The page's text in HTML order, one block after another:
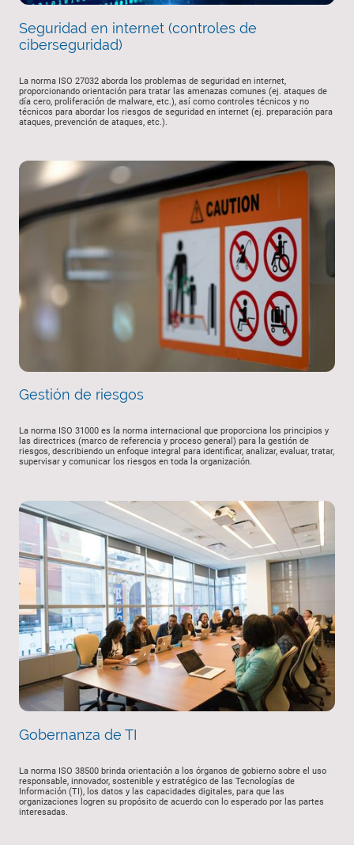
Seguridad en internet (controles de
ciberseguridad)
La norma ISO 27032 aborda los problemas de seguridad en internet,
proporcionando orientación para tratar las amenazas comunes (ej. ataques de
día cero, proliferación de malware, etc.), así como controles técnicos y no
técnicos para abordar los riesgos de seguridad en internet (ej. preparación para
ataques, prevención de ataques, etc.).
Gestión de riesgos
La norma ISO 31000 es la norma internacional que proporciona los principios y
las directrices (marco de referencia y proceso general) para la gestión de
riesgos, describiendo un enfoque integral para identificar, analizar, evaluar, tratar,
supervisar y comunicar los riesgos en toda la organización.
Gobernanza de TI
La norma ISO 38500 brinda orientación a los órganos de gobierno sobre el uso
responsable, innovador, sostenible y estratégico de las Tecnologías de
Información (TI), los datos y las capacidades digitales, para que las
organizaciones logren su propósito de acuerdo con lo esperado por las partes
interesadas.